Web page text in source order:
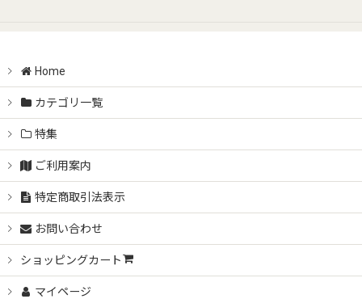
Home
カテゴリ一覧
特集
ご利用案内
特定商取引法表示
お問い合わせ
ショッピングカート
マイページ